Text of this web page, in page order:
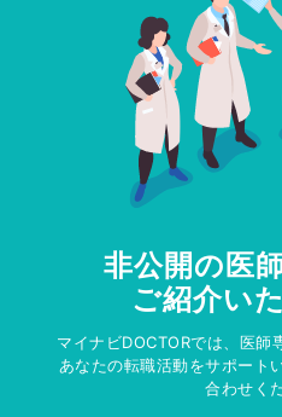
非公開の医
ご紹介い
マイナビDOCTORでは、医師
あなたの転職活動をサポート
合わせく